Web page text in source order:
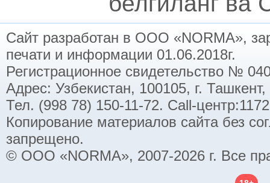
Сайт разработан в ООО «NORMA»,
печати и информации 01.06.2018г.
Регистрационное свидетельство №
Адрес: Узбекистан, 100105, г.
Тел. (998 78) 150-11-72. Call-
Копирование материалов сайта без
запрещено.
© ООО «NORMA», 2007-2026 г. Все